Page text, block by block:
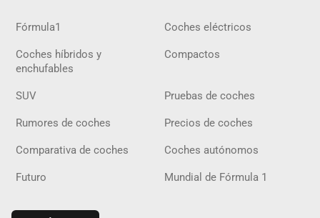
Fórmula1 Coches eléctricos
Coches híbridos y
enchufables
Compactos
SUV Pruebas de coches
Rumores de coches Precios de coches
Comparativa de coches Coches autónomos
Futuro Mundial de Fórmula 1